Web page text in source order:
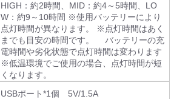
HIGH：約2時間、MID：約4～5時間、LO
W：約9～10時間 ※使用バッテリーにより
点灯時間が異なります。 ※点灯時間はあく
までも目安の時間です。 バッテリーの充
電時間や劣化状態で点灯時間は変わります
※低温環境でご使用の場合、点灯時間が短
くなります。
USBポート*1個 5V/1.5A